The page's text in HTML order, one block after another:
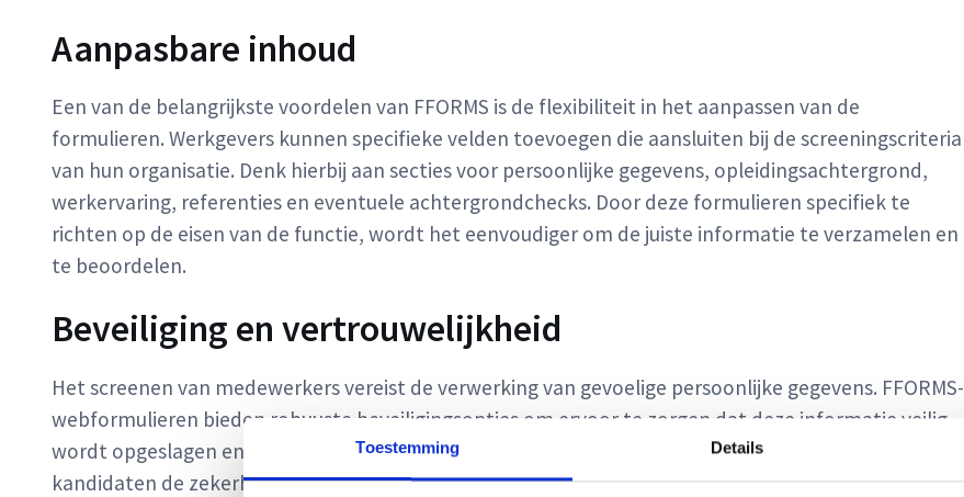
Toestemming Details
Aanpasbare inhoud
Een van de belangrijkste voordelen van FFORMS is de flexibiliteit in het aanpassen van de
formulieren. Werkgevers kunnen specifieke velden toevoegen die aansluiten bij de screeningscriteria
van hun organisatie. Denk hierbij aan secties voor persoonlijke gegevens, opleidingsachtergrond,
werkervaring, referenties en eventuele achtergrondchecks. Door deze formulieren specifiek te
richten op de eisen van de functie, wordt het eenvoudiger om de juiste informatie te verzamelen en
te beoordelen.
Beveiliging en vertrouwelijkheid
Het screenen van medewerkers vereist de verwerking van gevoelige persoonlijke gegevens. FFORMS-
webformulieren bieden robuuste beveiligingsopties om ervoor te zorgen dat deze informatie veilig
wordt opgeslagen en alleen toegankelijk is voor geautoriseerde personen. Dit geeft werkgevers en
kandidaten de zekerheid dat hun gegevens met de hoogste mate van vertrouwelijkheid worden